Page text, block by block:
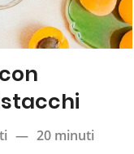
— 20 minuti